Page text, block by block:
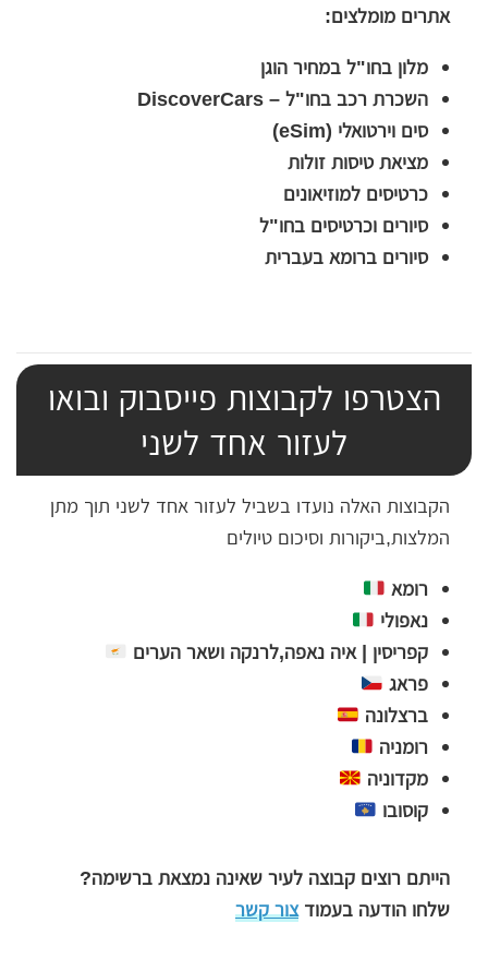
אתרים מומלצים:
מלון בחו"ל במחיר הוגן
השכרת רכב בחו"ל – DiscoverCars
סים וירטואלי (eSim)
מציאת טיסות זולות
כרטיסים למוזיאונים
סיורים וכרטיסים בחו"ל
סיורים ברומא בעברית
הצטרפו לקבוצות פייסבוק ובואו
לעזור אחד לשני
הקבוצות האלה נועדו בשביל לעזור אחד לשני תוך מתן
המלצות,ביקורות וסיכום טיולים
רומא
נאפולי
קפריסין | איה נאפה,לרנקה ושאר הערים
פראג
ברצלונה
רומניה
מקדוניה
קוסובו
הייתם רוצים קבוצה לעיר שאינה נמצאת ברשימה?
שלחו הודעה בעמודצור קשר